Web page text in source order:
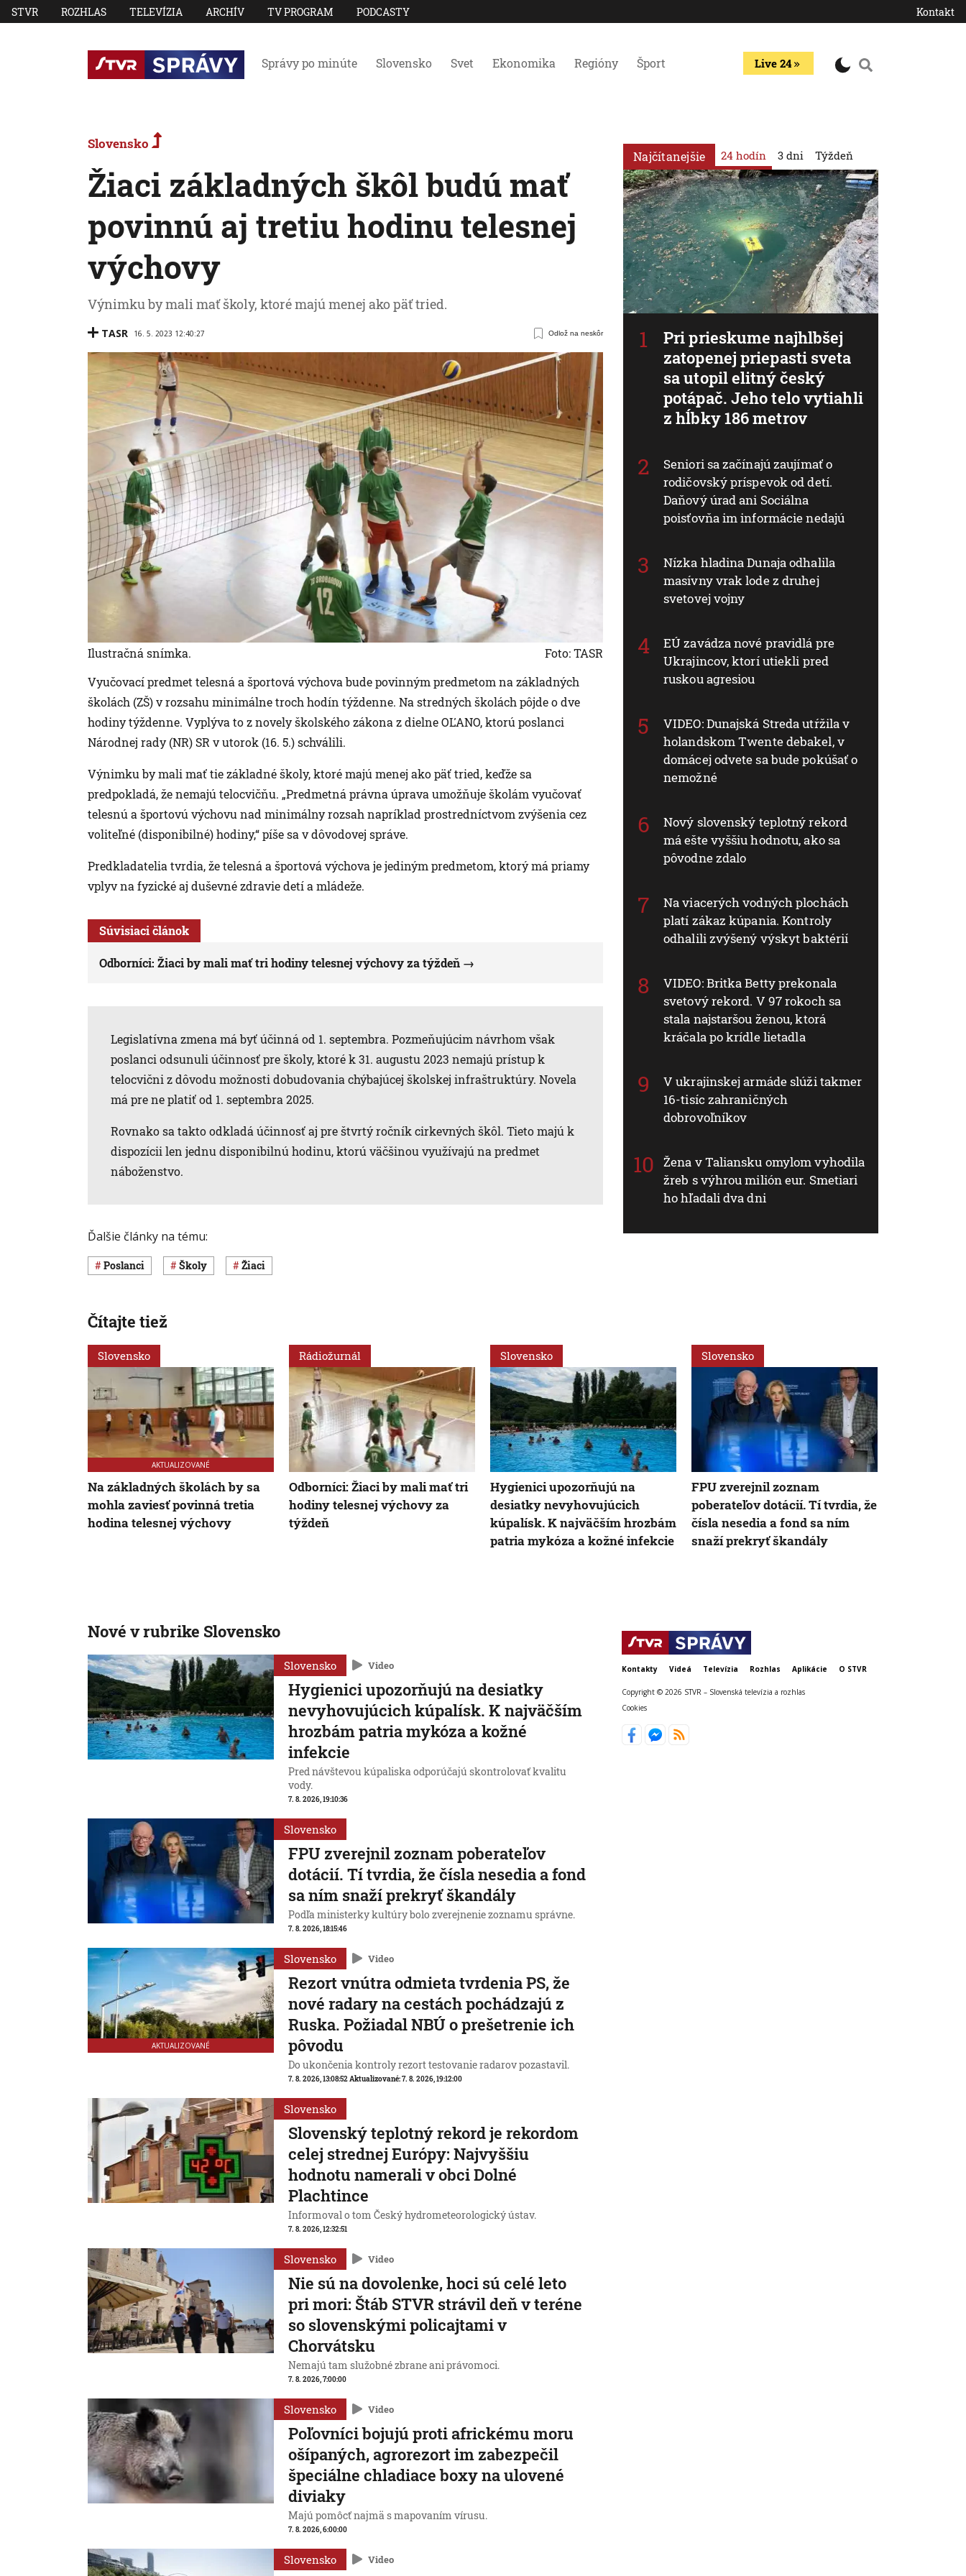
STVR ROZHLAS TELEVÍZIA ARCHÍV TV PROGRAM PODCASTY Kontakt
Správy po minúte Slovensko Svet Ekonomika Regióny Šport Live 24
Slovensko
Žiaci základných škôl budú mať
povinnú aj tretiu hodinu telesnej
výchovy
Výnimku by mali mať školy, ktoré majú menej ako päť tried.
TASR 16. 5. 2023 12:40:27 Odlož na neskôr
Ilustračná snímka.
Foto: TASR
Vyučovací predmet telesná a športová výchova bude povinným predmetom na základných
školách (ZŠ) v rozsahu minimálne troch hodín týždenne. Na stredných školách pôjde o dve
hodiny týždenne. Vyplýva to z novely školského zákona z dielne OĽANO, ktorú poslanci
Národnej rady (NR) SR v utorok (16. 5.) schválili.
Výnimku by mali mať tie základné školy, ktoré majú menej ako päť tried, keďže sa
predpokladá, že nemajú telocvičňu. „Predmetná právna úprava umožňuje školám vyučovať
telesnú a športovú výchovu nad minimálny rozsah napríklad prostredníctvom zvýšenia cez
voliteľné (disponibilné) hodiny,“ píše sa v dôvodovej správe.
Predkladatelia tvrdia, že telesná a športová výchova je jediným predmetom, ktorý má priamy
vplyv na fyzické aj duševné zdravie detí a mládeže.
Súvisiaci článok
Odborníci: Žiaci by mali mať tri hodiny telesnej výchovy za týždeň
Legislatívna zmena má byť účinná od 1. septembra. Pozmeňujúcim návrhom však
poslanci odsunuli účinnosť pre školy, ktoré k 31. augustu 2023 nemajú prístup k
telocvični z dôvodu možnosti dobudovania chýbajúcej školskej infraštruktúry. Novela
má pre ne platiť od 1. septembra 2025.
Rovnako sa takto odkladá účinnosť aj pre štvrtý ročník cirkevných škôl. Tieto majú k
dispozícii len jednu disponibilnú hodinu, ktorú väčšinou využívajú na predmet
náboženstvo.
Ďalšie články na tému:
poslanci školy žiaci
Najčítanejšie 24 hodín
Pri prieskume najhlbšej
zatopenej priepasti sveta
sa utopil elitný český
potápač. Jeho telo vytiahli
z hĺbky 186 metrov
Seniori sa začínajú zaujímať o
rodičovský príspevok od detí.
Daňový úrad ani Sociálna
poisťovňa im informácie nedajú
Nízka hladina Dunaja odhalila
masívny vrak lode z druhej
svetovej vojny
EÚ zavádza nové pravidlá pre
Ukrajincov, ktorí utiekli pred
ruskou agresiou
VIDEO: Dunajská Streda utŕžila v
holandskom Twente debakel, v
domácej odvete sa bude pokúšať o
nemožné
Nový slovenský teplotný rekord
má ešte vyššiu hodnotu, ako sa
pôvodne zdalo
Na viacerých vodných plochách
platí zákaz kúpania. Kontroly
odhalili zvýšený výskyt baktérií
VIDEO: Britka Betty prekonala
svetový rekord. V 97 rokoch sa
stala najstaršou ženou, ktorá
kráčala po krídle lietadla
V ukrajinskej armáde slúži takmer
16-tisíc zahraničných
dobrovoľníkov
Žena v Taliansku omylom vyhodila
žreb s výhrou milión eur. Smetiari
ho hľadali dva dni
3 dni Týždeň
Čítajte tiež
Slovensko
AKTUALIZOVANÉ
Na základných školách by sa
mohla zaviesť povinná tretia
hodina telesnej výchovy
Rádiožurnál
Odborníci: Žiaci by mali mať tri
hodiny telesnej výchovy za
týždeň
Slovensko
Hygienici upozorňujú na
desiatky nevyhovujúcich
kúpalísk. K najväčším hrozbám
patria mykóza a kožné infekcie
Slovensko
FPU zverejnil zoznam
poberateľov dotácií. Tí tvrdia, že
čísla nesedia a fond sa ním
snaží prekryť škandály
Nové v rubrike Slovensko
Slovensko Video
Hygienici upozorňujú na desiatky
nevyhovujúcich kúpalísk. K najväčším
hrozbám patria mykóza a kožné
infekcie
Pred návštevou kúpaliska odporúčajú skontrolovať kvalitu
vody.
7. 8. 2026, 19:10:36
Slovensko
FPU zverejnil zoznam poberateľov
dotácií. Tí tvrdia, že čísla nesedia a fond
sa ním snaží prekryť škandály
Podľa ministerky kultúry bolo zverejnenie zoznamu správne.
7. 8. 2026, 18:15:46
AKTUALIZOVANÉ
Slovensko Video
Rezort vnútra odmieta tvrdenia PS, že
nové radary na cestách pochádzajú z
Ruska. Požiadal NBÚ o prešetrenie ich
pôvodu
Do ukončenia kontroly rezort testovanie radarov pozastavil.
7. 8. 2026, 13:08:52Aktualizované:7. 8. 2026, 19:12:00
Slovensko
Slovenský teplotný rekord je rekordom
celej strednej Európy: Najvyššiu
hodnotu namerali v obci Dolné
Plachtince
Informoval o tom Český hydrometeorologický ústav.
7. 8. 2026, 12:32:51
Slovensko Video
Nie sú na dovolenke, hoci sú celé leto
pri mori: Štáb STVR strávil deň v teréne
so slovenskými policajtami v
Chorvátsku
Nemajú tam služobné zbrane ani právomoci.
7. 8. 2026, 7:00:00
Slovensko Video
Poľovníci bojujú proti africkému moru
ošípaných, agrorezort im zabezpečil
špeciálne chladiace boxy na ulovené
diviaky
Majú pomôcť najmä s mapovaním vírusu.
7. 8. 2026, 6:00:00
Slovensko Video
Kontakty Videá Televízia Rozhlas Aplikácie O STVR
Copyright © 2026 STVR – Slovenská televízia a rozhlas
Cookies